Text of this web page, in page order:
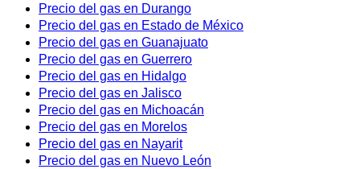
Precio del gas en Durango
Precio del gas en Estado de México
Precio del gas en Guanajuato
Precio del gas en Guerrero
Precio del gas en Hidalgo
Precio del gas en Jalisco
Precio del gas en Michoacán
Precio del gas en Morelos
Precio del gas en Nayarit
Precio del gas en Nuevo León